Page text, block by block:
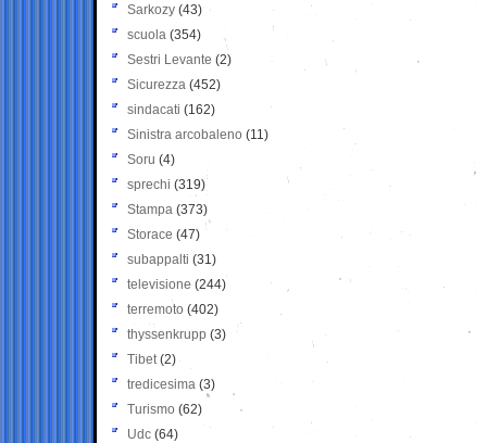
Sarkozy (43)
scuola (354)
Sestri Levante (2)
Sicurezza (452)
sindacati (162)
Sinistra arcobaleno (11)
Soru (4)
sprechi (319)
Stampa (373)
Storace (47)
subappalti (31)
televisione(244)
terremoto (402)
thyssenkrupp (3)
Tibet(2)
tredicesima (3)
Turismo (62)
Udc (64)